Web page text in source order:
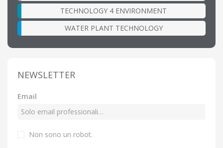
TECHNOLOGY 4 ENVIRONMENT
WATER PLANT TECHNOLOGY
NEWSLETTER
Email
Non sono un robot.